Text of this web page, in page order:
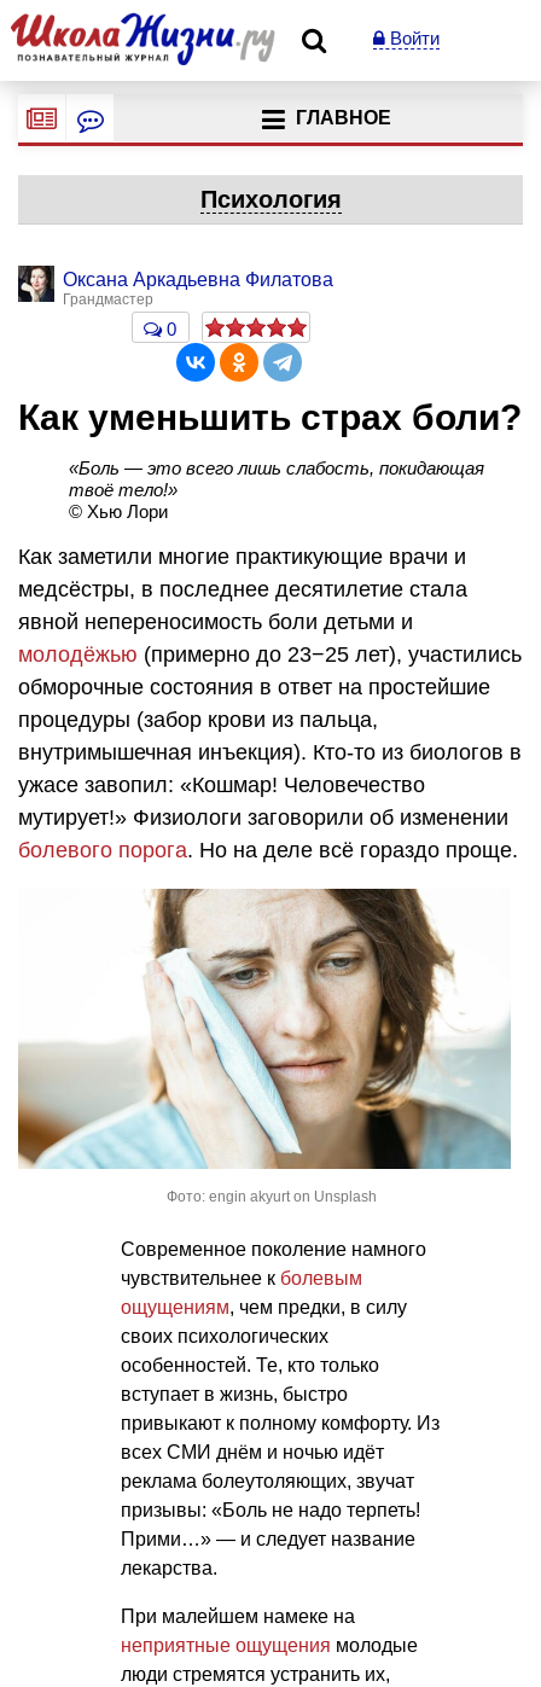
Войти
ГЛАВНОЕ
Психология
Оксана Аркадьевна Филатова
Грандмастер
0
Как уменьшить страх боли?
«Боль — это всего лишь слабость, покидающая
твоё тело!»
© Хью Лори
Как заметили многие практикующие врачи и
медсёстры, в последнее десятилетие стала
явной непереносимость боли детьми и
молодёжью (примерно до 23−25 лет), участились
обморочные состояния в ответ на простейшие
процедуры (забор крови из пальца,
внутримышечная инъекция). Кто-то из биологов в
ужасе завопил: «Кошмар! Человечество
мутирует!» Физиологи заговорили об изменении
болевого порога. Но на деле всё гораздо проще.
Фото: engin akyurt on Unsplash
Современное поколение намного
чувствительнее к болевым
ощущениям, чем предки, в силу
своих психологических
особенностей. Те, кто только
вступает в жизнь, быстро
привыкают к полному комфорту. Из
всех СМИ днём и ночью идёт
реклама болеутоляющих, звучат
призывы: «Боль не надо терпеть!
Прими…» — и следует название
лекарства.
При малейшем намеке на
неприятные ощущения молодые
люди стремятся устранить их,